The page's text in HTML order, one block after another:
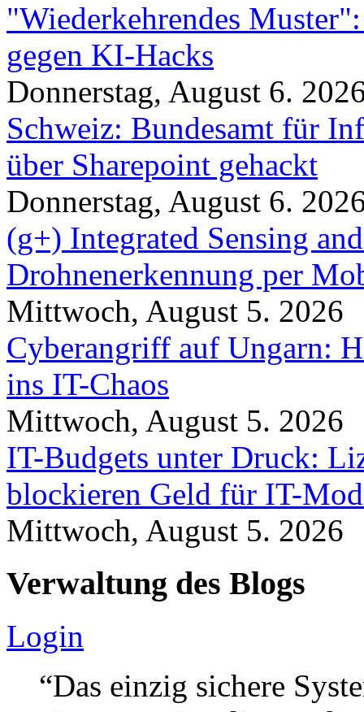
"Wiederkehrendes
gegen KI-Hacks
Donnerstag, August 6.
Schweiz: Bundesamt für
über Sharepoint gehackt
Donnerstag, August 6.
(g+) Integrated Sensing
Drohnenerkennung per
Mittwoch, August 5. 2026
Cyberangriff auf Ungarn:
ins IT-Chaos
Mittwoch, August 5. 2026
IT-Budgets unter Druck:
blockieren Geld für IT-
Mittwoch, August 5. 2026
Verwaltung des Blogs
Login
“Das einzig sichere